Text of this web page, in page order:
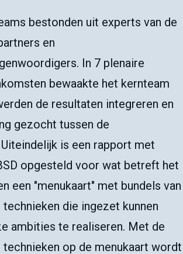
bestonden uit experts van de
en
In 7 plenaire
bewaakte het kernteam
de resultaten integreren en
gezocht tussen de
is een rapport met
opgesteld voor wat betreft het
een "menukaart" met bundels van
die ingezet kunnen
ambities te realiseren. Met de
technieken op de menukaart wordt